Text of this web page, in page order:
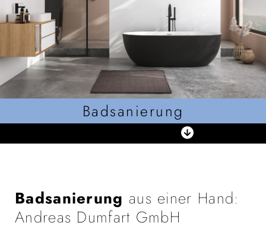
Badsanierung

Badsanierung aus einer Hand:
Andreas Dumfart GmbH